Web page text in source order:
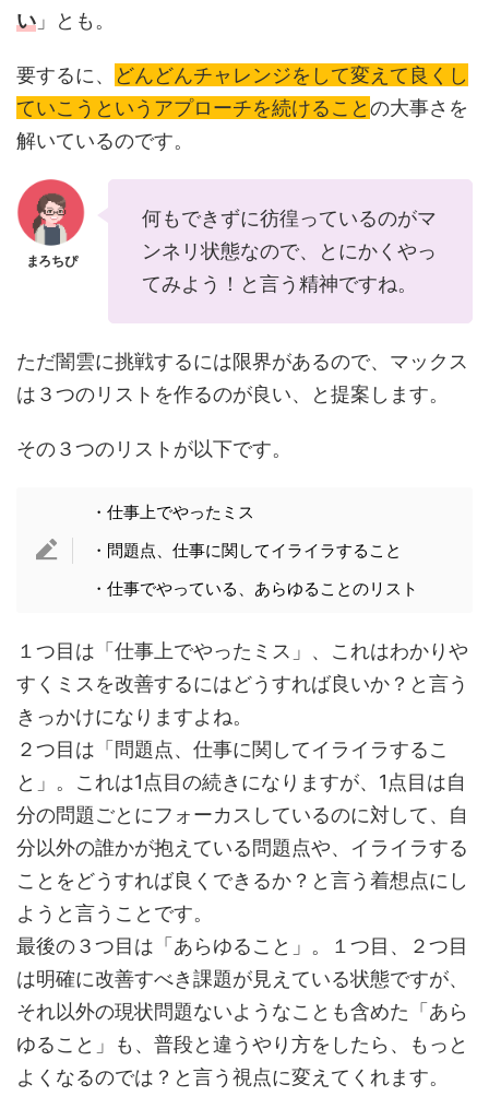
い 」とも。
要するに、
どんどんチャレンジをして変えて良くし
ていこうというアプローチを続けることの大事さを
解いているのです。
何もできずに彷徨っているのがマ
ンネリ状態なので、とにかくやっ
てみよう！と言う精神ですね。
ただ闇雲に挑戦するには限界があるので、マックス
は３つのリストを作るのが良い、と提案します。
その３つのリストが以下です。
・仕事上でやったミス
・問題点、仕事に関してイライラすること
・仕事でやっている、あらゆることのリスト
１つ目は「仕事上でやったミス」、これはわかりや
すくミスを改善するにはどうすれば良いか？と言う
きっかけになりますよね。
２つ目は「問題点、仕事に関してイライラするこ
と」。これは1点目の続きになりますが、1点目は自
分の問題ごとにフォーカスしているのに対して、自
分以外の誰かが抱えている問題点や、イライラする
ことをどうすれば良くできるか？と言う着想点にし
ようと言うことです。
最後の３つ目は「あらゆること」。１つ目、２つ目
は明確に改善すべき課題が見えている状態ですが、
それ以外の現状問題ないようなことも含めた「あら
ゆること」も、普段と違うやり方をしたら、もっと
よくなるのでは？と言う視点に変えてくれます。